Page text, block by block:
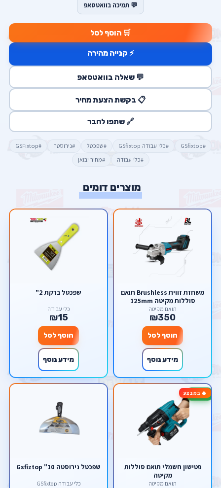
💬 תמיכה בוואטסאפ
🛒 הוסף לסל
⚡ קנייה מהירה
💬 שאלה בוואטסאפ
📋 בקשת הצעת מחיר
🔗 שתפו לחבר
#GSfixtop #כלי עבודה GSfixtop #שפכטל #נירוסטה
#GSFixtop
#כלי עבודה
#מחיר יבואן
מוצרים דומים
משחזת זווית Brushless תואם
סוללות מקיטה 125mm
תואם מקיטה
₪350
הוסף לסל
מידע נוסף
שפכטל ברקת 2"
כלי עבודה
₪15
הוסף לסל
מידע נוסף
🔥 במבצע-14%
פטישון חשמלי תואם סוללות
מקיטה
תואם מקיטה
שפכטל נירוסטה 10" Gsfiztop
כלי עבודה GSfixtop